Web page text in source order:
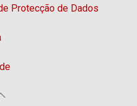
Protecção de Dados